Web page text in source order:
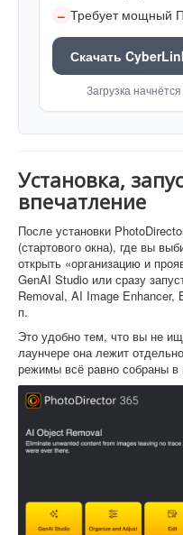
– Требует мощный
Скачать
Загрузка
Установка,
впечатление
После установки
(стартового окна), где вы
открыть «организацию и
GenAI Studio или сразу
Removal, AI Image Enhancer,
п.
Это удобно тем, что вы не
лаунчере она лежит
режимы всё равно собраны в